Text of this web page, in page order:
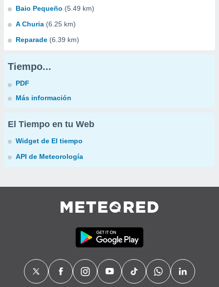
Baio Pequeño (5.49 km)
A Churia (6.25 km)
Reparade (6.39 km)
Tiempo...
PDF
Más información
El Tiempo en tu Web
Widget de El tiempo
API de Meteorología